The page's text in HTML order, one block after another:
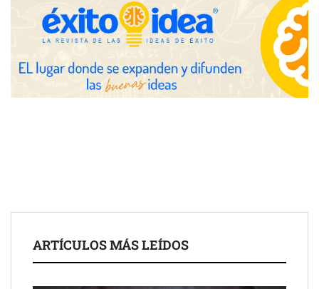
La luz roja, el nuevo aftersun, actúa en la recuperación de la piel
ARTÍCULOS MÁS LEÍDOS